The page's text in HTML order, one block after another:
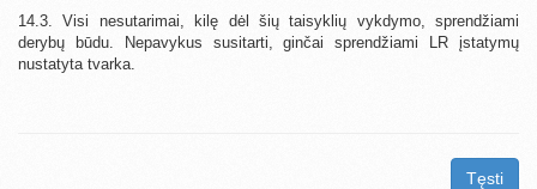
14.3. Visi nesutarimai, kilę dėl šių taisyklių vykdymo, sprendžiami
derybų būdu. Nepavykus susitarti, ginčai sprendžiami LR įstatymų
nustatyta tvarka.
Tęsti